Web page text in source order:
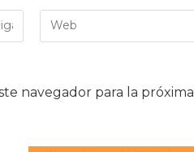
navegador para la próxima